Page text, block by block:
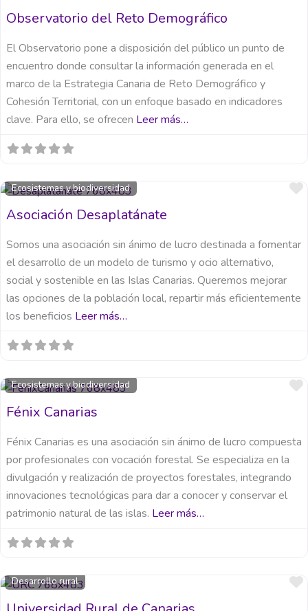
Observatorio del Reto Demográfico
El Observatorio pone a disposición del público un punto de
encuentro donde consultar la información generada en el
marco de la Estrategia Canaria de Reto Demográfico y
Cohesión Territorial, con un enfoque basado en indicadores
clave. Para ello, se ofrecen Leer más…
Ecosistemas y biodiversidad
Asociación Desaplatánate
Somos una asociación sin ánimo de lucro destinada a fomentar
el desarrollo de un modelo de turismo y ocio alternativo,
social y sostenible en las Islas Canarias. Queremos mejorar
las opciones de la población local, repartir más eficientemente
los beneficios Leer más…
Ecosistemas y biodiversidad
Fénix Canarias
Fénix Canarias es una asociación sin ánimo de lucro compuesta
por profesionales con vocación forestal. Se especializa en la
divulgación y realización de proyectos forestales, integrando
innovaciones tecnológicas para dar a conocer y conservar el
patrimonio natural de las islas. Leer más…
Desarrollo rural